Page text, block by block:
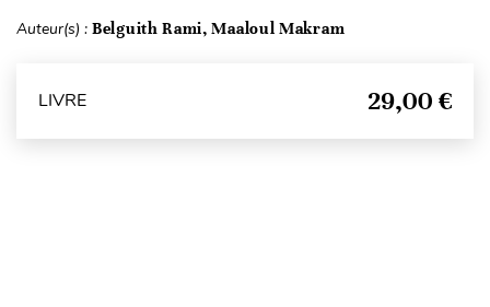
Auteur(s) : Belguith Rami, Maaloul Makram
LIVRE 29,00 €